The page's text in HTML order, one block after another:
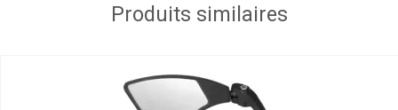
Produits similaires